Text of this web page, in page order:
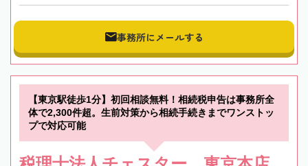
事務所にメールする
【東京駅徒歩1分】初回相談無料！相続税申告は事務所全
体で2,300件超。生前対策から相続手続きまでワンストッ
プで対応可能